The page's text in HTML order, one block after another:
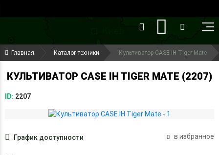
(099) 644-79-22
(050) 416-93-27
Главная Каталог техники Культиватор CASE IH Tiger Mate
КУЛЬТИВАТОР CASE IH TIGER MATE (2207)
ID: 2207
График доступности в избранное